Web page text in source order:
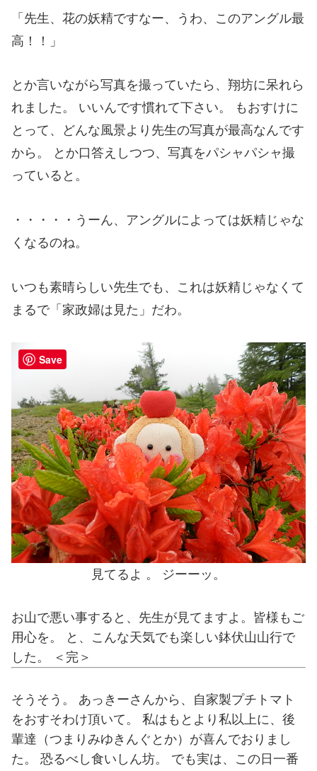
「先生、花の妖精ですなー、うわ、このアングル最
高！！」
とか言いながら写真を撮っていたら、翔坊に呆れら
れました。 いいんです慣れて下さい。 もおすけに
とって、どんな風景より先生の写真が最高なんです
から。 とか口答えしつつ、写真をパシャパシャ撮
っていると。
・・・・・うーん、アングルによっては妖精じゃな
くなるのね。
いつも素晴らしい先生でも、これは妖精じゃなくて
まるで「家政婦は見た」だわ。
見てるよ 。 ジーーッ。
お山で悪い事すると、先生が見てますよ。皆様もご
用心を。 と、こんな天気でも楽しい鉢伏山山行で
した。 ＜完＞
そうそう。 あっきーさんから、自家製プチトマト
をおすそわけ頂いて。 私はもとより私以上に、後
輩達（つまりみゆきんぐとか）が喜んでおりまし
た。 恐るべし食いしん坊。 でも実は、この日一番
Save